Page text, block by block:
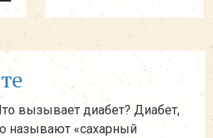
вызывает диабет? Диабет,
называют «сахарный